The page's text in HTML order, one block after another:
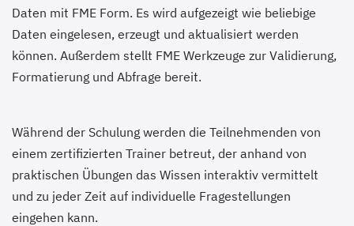
Daten mit FME Form. Es wird aufgezeigt wie beliebige
Daten eingelesen, erzeugt und aktualisiert werden
können. Außerdem stellt FME Werkzeuge zur Validierung,
Formatierung und Abfrage bereit.
Während der Schulung werden die Teilnehmenden von
einem zertifizierten Trainer betreut, der anhand von
praktischen Übungen das Wissen interaktiv vermittelt
und zu jeder Zeit auf individuelle Fragestellungen
eingehen kann.